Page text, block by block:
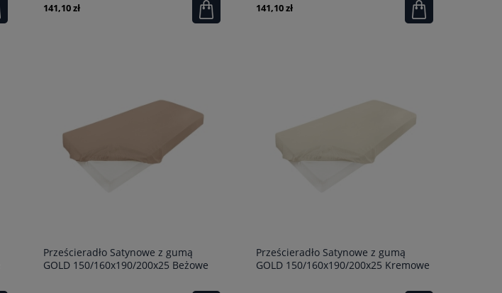
141,10 zł 141,10 zł
Prześcieradło Satynowe z gumą
GOLD 150/160x190/200x25 Beżowe
Prześcieradło Satynowe z gumą
GOLD 150/160x190/200x25 Kremowe